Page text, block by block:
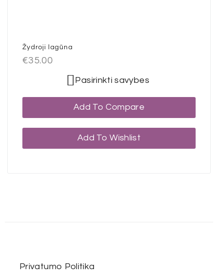
Žydroji lagūna
€35.00
Pasirinkti savybes
Add To Compare
Add To Wishlist
Privatumo Politika